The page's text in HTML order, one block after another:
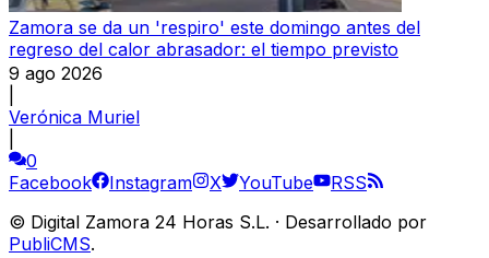
Zamora se da un 'respiro' este domingo antes del
regreso del calor abrasador: el tiempo previsto
9 ago 2026
Verónica Muriel
0
Facebook
Instagram X YouTube
RSS
© Digital Zamora 24 Horas S.L. · Desarrollado por
PubliCMS.